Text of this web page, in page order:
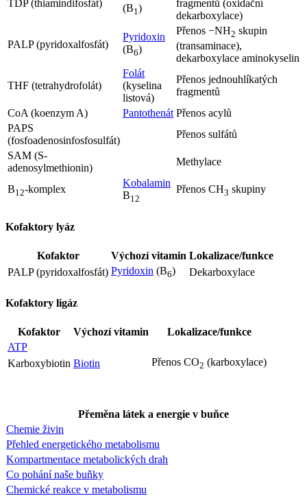
TDP (thiamindifosfát)
(B1)
fragmentů (oxidační
dekarboxylace)
PALP (pyridoxalfosfát)
Pyridoxin
(B6)
Přenos −NH2 skupin
(transaminace),
dekarboxylace aminokyselin
THF (tetrahydrofolát)
Folát
(kyselina
listová)
Přenos jednouhlíkatých
fragmentů
CoA (koenzym A)
Pantothenát Přenos acylů
PAPS
(fosfoadenosinfosfosulfát)
Přenos sulfátů
SAM (S-
adenosylmethionin)
Methylace
B12-komplex
Kobalamin
B12
Přenos CH3 skupiny
Kofaktory lyáz
Kofaktor Výchozí vitamin Lokalizace/funkce
PALP (pyridoxalfosfát) Pyridoxin (B6) Dekarboxylace
Kofaktory ligáz
Kofaktor Výchozí vitamin
Lokalizace/funkce
ATP
Karboxybiotin Biotin Přenos CO2 (karboxylace)
Přeměna látek a energie v buňce
Chemie živin
Přehled energetického metabolismu
Kompartmentace metabolických drah
Co pohání naše buňky
Chemické reakce v metabolismu